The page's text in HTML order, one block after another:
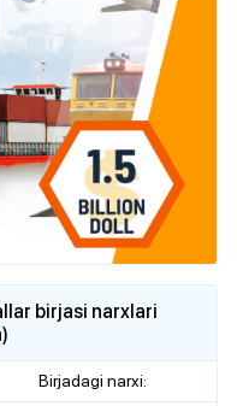
birjasi narxlari
Birjadagi narxi: